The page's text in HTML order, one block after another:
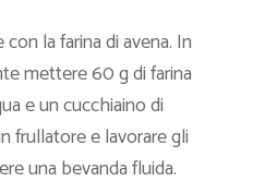
la farina di avena. In
mettere 60 g di farina
e un cucchiaino di
frullatore e lavorare gli
una bevanda fluida.